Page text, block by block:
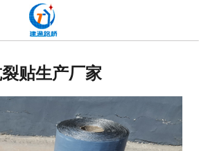
网站首页
高分子道路密封胶
贴生产厂家